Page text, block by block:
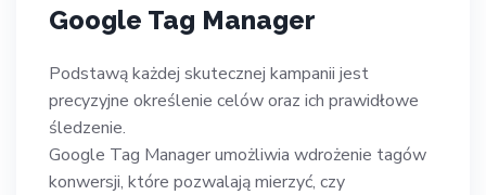
Google Tag Manager
Podstawą każdej skutecznej kampanii jest
precyzyjne określenie celów oraz ich prawidłowe
śledzenie.
Google Tag Manager umożliwia wdrożenie tagów
konwersji, które pozwalają mierzyć, czy